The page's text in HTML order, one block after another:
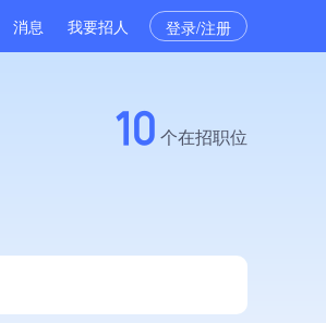
消息 我要招人 登录/注册
10 个在招职位